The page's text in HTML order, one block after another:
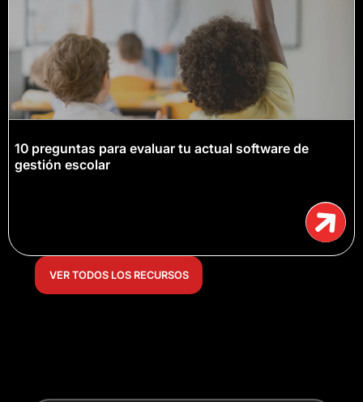
10 preguntas para evaluar tu actual software de
gestión escolar
VER TODOS LOS RECURSOS